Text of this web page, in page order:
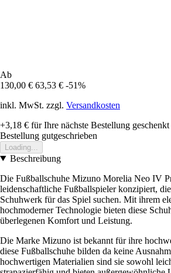
Ab
130,00 € 63,53 € -51%
inkl. MwSt. zzgl. Versandkosten
+3,18 € für Ihre nächste Bestellung geschenkt
Bestellung gutgeschrieben
Loading...
Beschreibung
Die Fußballschuhe Mizuno Morelia Neo IV
leidenschaftliche Fußballspieler konzipiert,
Schuhwerk für das Spiel suchen. Mit ihrem
hochmoderner Technologie bieten diese
überlegenen Komfort und Leistung.
Die Marke Mizuno ist bekannt für ihre
diese Fußballschuhe bilden da keine
hochwertigen Materialien sind sie sowohl